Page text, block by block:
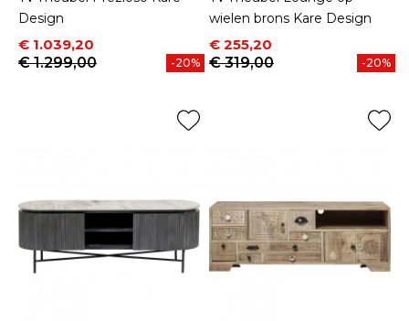
Design
Prijs
€ 1.039,20
Normale prijs
€ 1.299,00
-20%
wielen brons Kare Design
Prijs
€ 255,20
Normale prijs
€ 319,00
-20%